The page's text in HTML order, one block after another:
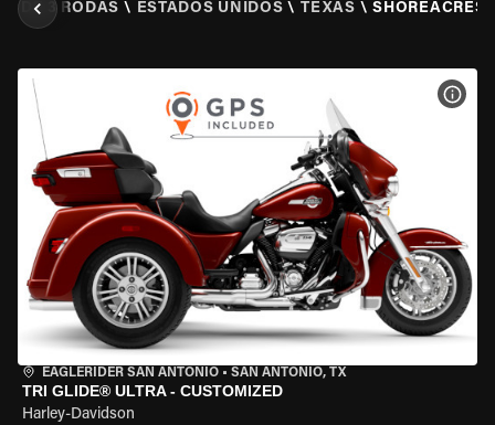
DE 3 RODAS \ ESTADOS UNIDOS \ TEXAS \ SHOREACRES,
EAGLERIDER SAN ANTONIO • SAN ANTONIO, TX
TRI GLIDE® ULTRA - CUSTOMIZED
Harley-Davidson
VER